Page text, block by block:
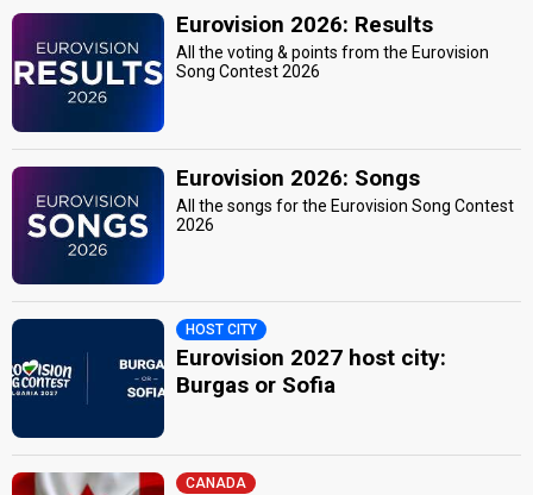
Eurovision 2026: Results
All the voting & points from the Eurovision
Song Contest 2026
Eurovision 2026: Songs
All the songs for the Eurovision Song Contest
2026
HOST CITY
Eurovision 2027 host city:
Burgas or Sofia
CANADA